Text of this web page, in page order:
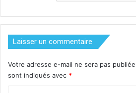
Laisser un commentaire
Votre adresse e-mail ne sera pas
sont indiqués avec *